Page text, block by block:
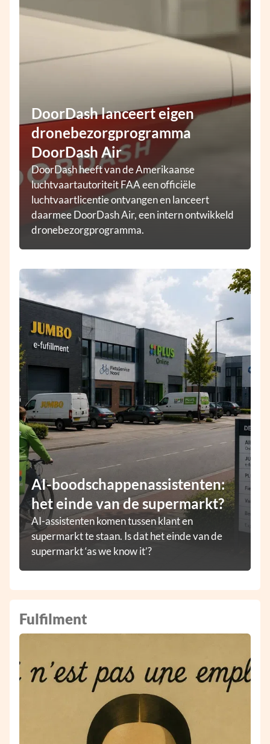
AI-boodschappenassistenten:
het einde van de supermarkt?
AI-assistenten komen tussen klant en
supermarkt te staan. Is dat het einde van de
supermarkt ‘as we know it’?
DoorDash lanceert eigen
dronebezorgprogramma
DoorDash Air
DoorDash heeft van de Amerikaanse
luchtvaartautoriteit FAA een officiële
luchtvaartlicentie ontvangen en lanceert
daarmee DoorDash Air, een intern ontwikkeld
dronebezorgprogramma.
Fulfilment